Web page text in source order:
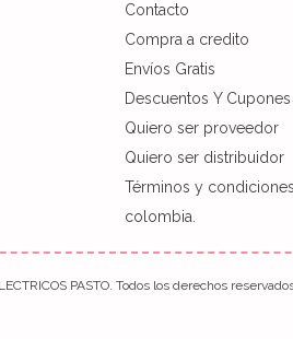
Contacto
Compra a credito
Envíos Gratis
Descuentos Y
Quiero ser proveedor
Quiero ser distribuidor
Términos y
colombia.
PASTO. Todos los derechos